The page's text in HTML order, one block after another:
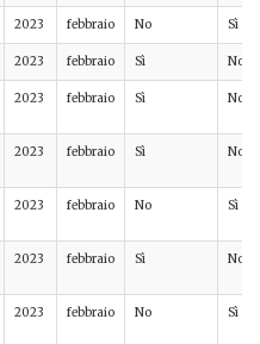
2023 febbraio No Sì
2023 febbraio Sì No
2023 febbraio Sì No
2023 febbraio Sì No
2023 febbraio No Sì
2023 febbraio Sì No
2023 febbraio No Sì